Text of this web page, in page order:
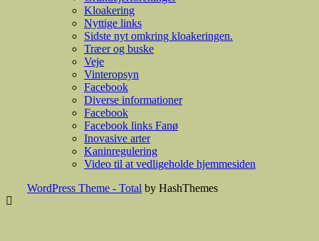
Kloakering
Nyttige links
Sidste nyt omkring kloakeringen.
Træer og buske
Veje
Vinteropsyn
Facebook
Diverse informationer
Facebook
Facebook links Fanø
Inovasive arter
Kaninregulering
Video til at vedligeholde hjemmesiden
WordPress Theme - Total by HashThemes